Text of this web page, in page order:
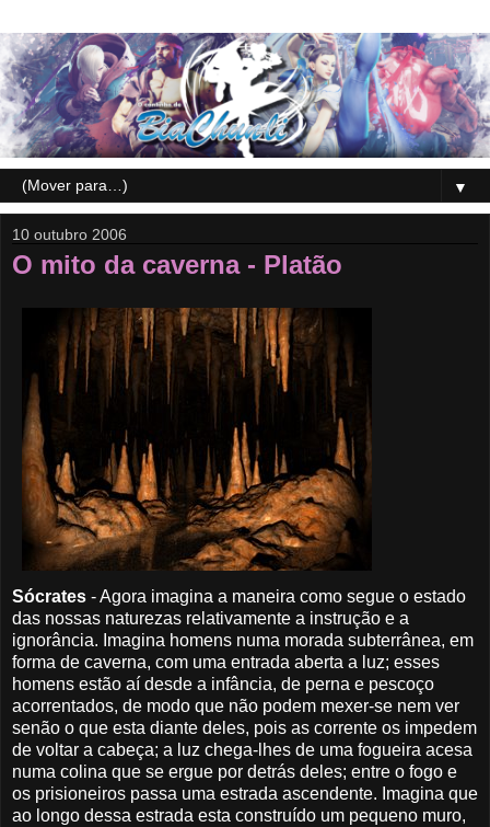
▼
10 outubro 2006
O mito da caverna - Platão
Sócrates - Agora imagina a maneira como segue o estado
das nossas naturezas relativamente a instrução e a
ignorância. Imagina homens numa morada subterrânea, em
forma de caverna, com uma entrada aberta a luz; esses
homens estão aí desde a infância, de perna e pescoço
acorrentados, de modo que não podem mexer-se nem ver
senão o que esta diante deles, pois as corrente os impedem
de voltar a cabeça; a luz chega-lhes de uma fogueira acesa
numa colina que se ergue por detrás deles; entre o fogo e
os prisioneiros passa uma estrada ascendente. Imagina que
ao longo dessa estrada esta construído um pequeno muro,